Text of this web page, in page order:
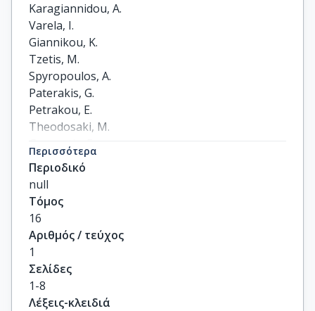
Karagiannidou, A.
Varela, I.
Giannikou, K.
Tzetis, M.
Spyropoulos, A.
Paterakis, G.
Petrakou, E.
Theodosaki, M.
Goussetis, E.
Kanavakis, E.
Περισσότερα
Περιοδικό
null
Τόμος
16
Αριθμός / τεύχος
1
Σελίδες
1-8
Λέξεις-κλειδιά